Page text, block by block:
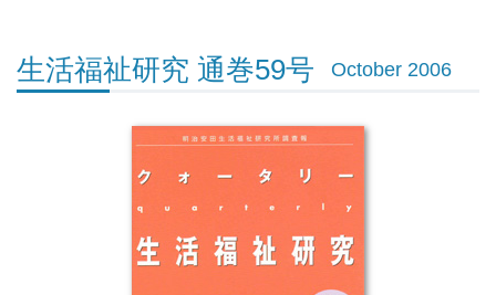
生活福祉研究 通巻59号 October 2006